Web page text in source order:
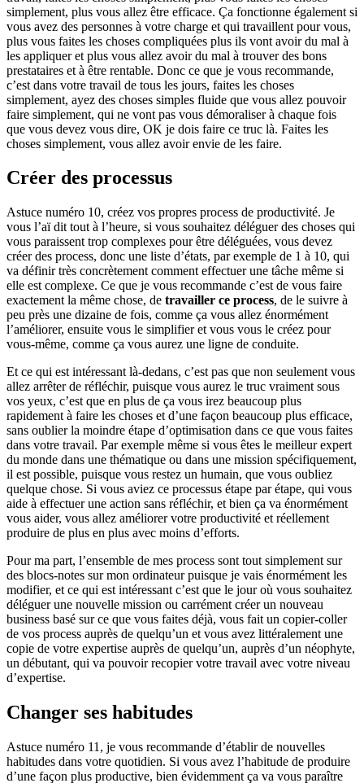
simplement, plus vous allez être efficace. Ça fonctionne également si
vous avez des personnes à votre charge et qui travaillent pour vous,
plus vous faites les choses compliquées plus ils vont avoir du mal à
les appliquer et plus vous allez avoir du mal à trouver des bons
prestataires et à être rentable. Donc ce que je vous recommande,
c’est dans votre travail de tous les jours, faites les choses
simplement, ayez des choses simples fluide que vous allez pouvoir
faire simplement, qui ne vont pas vous démoraliser à chaque fois
que vous devez vous dire, OK je dois faire ce truc là. Faites les
choses simplement, vous allez avoir envie de les faire.
Créer des processus
Astuce numéro 10, créez vos propres process de productivité. Je
vous l’aï dit tout à l’heure, si vous souhaitez déléguer des choses qui
vous paraissent trop complexes pour être déléguées, vous devez
créer des process, donc une liste d’états, par exemple de 1 à 10, qui
va définir très concrètement comment effectuer une tâche même si
elle est complexe. Ce que je vous recommande c’est de vous faire
exactement la même chose, de travailler ce process, de le suivre à
peu près une dizaine de fois, comme ça vous allez énormément
l’améliorer, ensuite vous le simplifier et vous vous le créez pour
vous-même, comme ça vous aurez une ligne de conduite.
Et ce qui est intéressant là-dedans, c’est pas que non seulement vous
allez arrêter de réfléchir, puisque vous aurez le truc vraiment sous
vos yeux, c’est que en plus de ça vous irez beaucoup plus
rapidement à faire les choses et d’une façon beaucoup plus efficace,
sans oublier la moindre étape d’optimisation dans ce que vous faites
dans votre travail. Par exemple même si vous êtes le meilleur expert
du monde dans une thématique ou dans une mission spécifiquement,
il est possible, puisque vous restez un humain, que vous oubliez
quelque chose. Si vous aviez ce processus étape par étape, qui vous
aide à effectuer une action sans réfléchir, et bien ça va énormément
vous aider, vous allez améliorer votre productivité et réellement
produire de plus en plus avec moins d’efforts.
Pour ma part, l’ensemble de mes process sont tout simplement sur
des blocs-notes sur mon ordinateur puisque je vais énormément les
modifier, et ce qui est intéressant c’est que le jour où vous souhaitez
déléguer une nouvelle mission ou carrément créer un nouveau
business basé sur ce que vous faites déjà, vous fait un copier-coller
de vos process auprès de quelqu’un et vous avez littéralement une
copie de votre expertise auprès de quelqu’un, auprès d’un néophyte,
un débutant, qui va pouvoir recopier votre travail avec votre niveau
d’expertise.
Changer ses habitudes
Astuce numéro 11, je vous recommande d’établir de nouvelles
habitudes dans votre quotidien. Si vous avez l’habitude de produire
d’une façon plus productive, bien évidemment ça va vous paraître